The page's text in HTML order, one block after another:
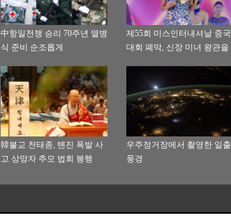
中항일전쟁 승리 70주년 열병
식 준비 순조롭게
제55회 미스인터내셔날 중국
대회 폐막, 신장 미녀 왕관을
韓불교 천태종, 톈진 폭발 사
고 상망자 추모 법회 봉행
우주정거장에서 촬영한 일출
풍경